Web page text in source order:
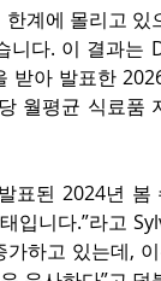
계에 몰리고 있
니다. 이 결과
아 발표한
월평균 식료품
표된 2024년 봄
입니다.”라고
하고 있는데,